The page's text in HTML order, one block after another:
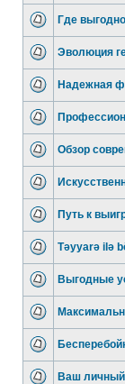
Где
Эволюция
Надежная
Обзор
Путь к
Təyyarə ilə
Выгодные
Ваш личный